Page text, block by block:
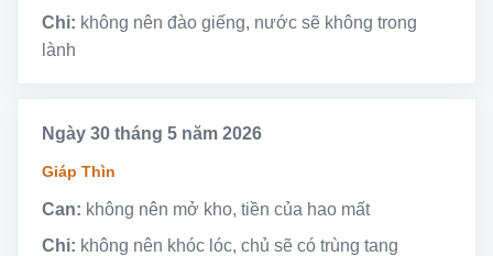
Chi: không nên đào giếng, nước sẽ không trong
lành
Ngày 30 tháng 5 năm 2026
Giáp Thìn
Can: không nên mở kho, tiền của hao mất
Chi: không nên khóc lóc, chủ sẽ có trùng tang